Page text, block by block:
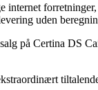
uden
på Certina DS